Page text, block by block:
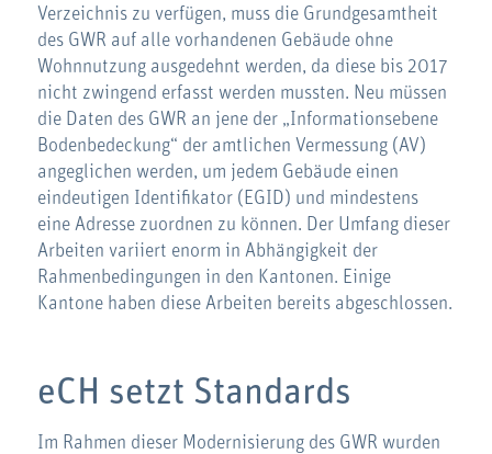
Verzeichnis zu verfügen, muss die Grundgesamtheit
des GWR auf alle vorhandenen Gebäude ohne
Wohnnutzung ausgedehnt werden, da diese bis 2017
nicht zwingend erfasst werden mussten. Neu müssen
die Daten des GWR an jene der „Informationsebene
Bodenbedeckung“ der amtlichen Vermessung (AV)
angeglichen werden, um jedem Gebäude einen
eindeutigen Identifikator (EGID) und mindestens
eine Adresse zuordnen zu können. Der Umfang dieser
Arbeiten variiert enorm in Abhängigkeit der
Rahmenbedingungen in den Kantonen. Einige
Kantone haben diese Arbeiten bereits abgeschlossen.
eCH setzt Standards
Im Rahmen dieser Modernisierung des GWR wurden